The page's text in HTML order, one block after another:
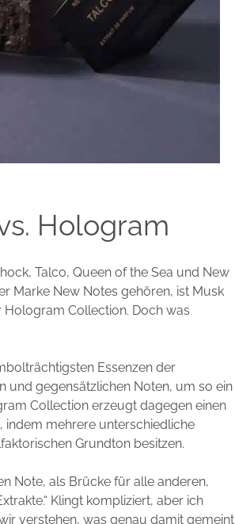
Hologram
Talco, Queen of the Sea und New
Marke New Notes gehören, ist Musk
Collection. Doch was
Essenzen der
und gegensätzlichen Noten, um so ein
Collection erzeugt dagegen einen
indem mehrere unterschiedliche
Grundton besitzen.
Note, als Brücke für alle anderen,
Klingt kompliziert, aber ich
verstehen, was genau damit gemeint